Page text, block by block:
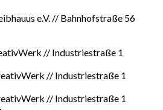
e.V. // Bahnhofstraße 56
// Industriestraße 1
// Industriestraße 1
// Industriestraße 1